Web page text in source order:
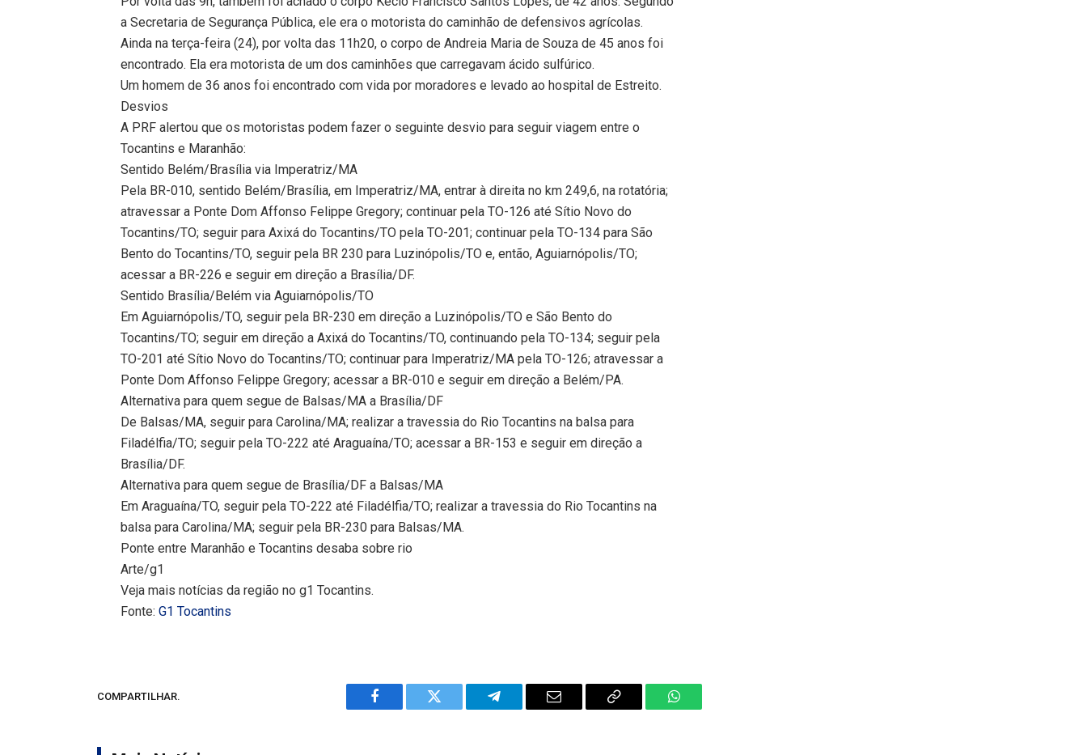
a Secretaria de Segurança Pública, ele era o motorista do caminhão de defensivos agrícolas.
Ainda na terça-feira (24), por volta das 11h20, o corpo de Andreia Maria de Souza de 45 anos foi
encontrado. Ela era motorista de um dos caminhões que carregavam ácido sulfúrico.
Um homem de 36 anos foi encontrado com vida por moradores e levado ao hospital de Estreito.
Desvios
A PRF alertou que os motoristas podem fazer o seguinte desvio para seguir viagem entre o
Tocantins e Maranhão:
Sentido Belém/Brasília via Imperatriz/MA
Pela BR-010, sentido Belém/Brasília, em Imperatriz/MA, entrar à direita no km 249,6, na rotatória;
atravessar a Ponte Dom Affonso Felippe Gregory; continuar pela TO-126 até Sítio Novo do
Tocantins/TO; seguir para Axixá do Tocantins/TO pela TO-201; continuar pela TO-134 para São
Bento do Tocantins/TO, seguir pela BR 230 para Luzinópolis/TO e, então, Aguiarnópolis/TO;
acessar a BR-226 e seguir em direção a Brasília/DF.
Sentido Brasília/Belém via Aguiarnópolis/TO
Em Aguiarnópolis/TO, seguir pela BR-230 em direção a Luzinópolis/TO e São Bento do
Tocantins/TO; seguir em direção a Axixá do Tocantins/TO, continuando pela TO-134; seguir pela
TO-201 até Sítio Novo do Tocantins/TO; continuar para Imperatriz/MA pela TO-126; atravessar a
Ponte Dom Affonso Felippe Gregory; acessar a BR-010 e seguir em direção a Belém/PA.
Alternativa para quem segue de Balsas/MA a Brasília/DF
De Balsas/MA, seguir para Carolina/MA; realizar a travessia do Rio Tocantins na balsa para
Filadélfia/TO; seguir pela TO-222 até Araguaína/TO; acessar a BR-153 e seguir em direção a
Brasília/DF.
Alternativa para quem segue de Brasília/DF a Balsas/MA
Em Araguaína/TO, seguir pela TO-222 até Filadélfia/TO; realizar a travessia do Rio Tocantins na
balsa para Carolina/MA; seguir pela BR-230 para Balsas/MA.
Ponte entre Maranhão e Tocantins desaba sobre rio
Arte/g1
Veja mais notícias da região no g1 Tocantins.
Fonte:G1 Tocantins
COMPARTILHAR.
Facebook Twitter Telegram Email
Copy
WhatsApp